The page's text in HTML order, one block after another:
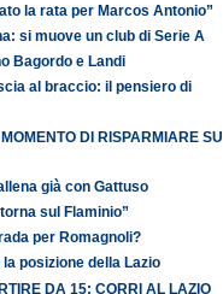
la rata per Marcos Antonio”
si muove un club di Serie A
Bagordo e Landi
al braccio: il pensiero di
DI RISPARMIARE SU
già con Gattuso
sul Flaminio”
per Romagnoli?
posizione della Lazio
DA 15: CORRI AL LAZIO